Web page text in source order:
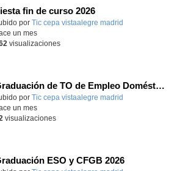
fin de curso 2026
por Tic cepa vistaalegre madrid
un mes
visualizaciones
Graduación de TO de Empleo Doméstico
por Tic cepa vistaalegre madrid
un mes
visualizaciones
ESO y CFGB 2026